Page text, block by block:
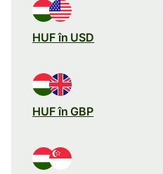
HUF în USD
HUF în GBP